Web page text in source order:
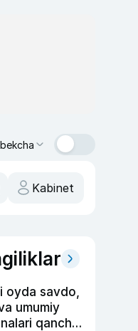
Kabinet
oyda savdo,
umumiy
qancha